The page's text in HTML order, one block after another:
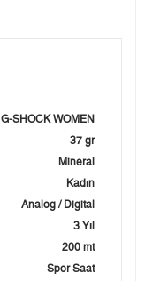
G-SHOCK WOMEN
37 gr
Mineral
Kadın
Analog / Digital
3 Yıl
200 mt
Spor Saat